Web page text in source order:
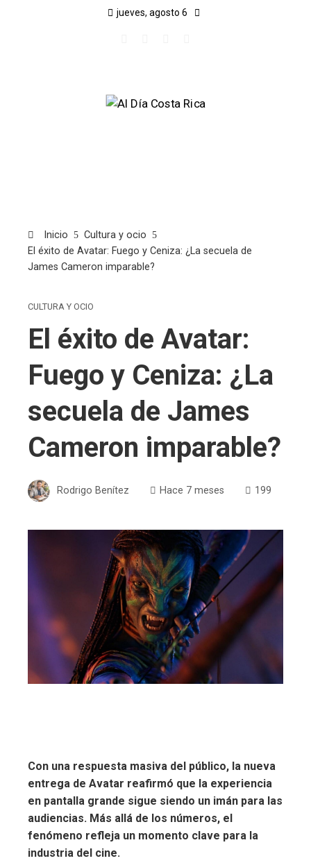
jueves, agosto 6
Inicio
Cultura y ocio
El éxito de Avatar: Fuego y Ceniza: ¿La secuela de
James Cameron imparable?
CULTURA Y OCIO
El éxito de Avatar:
Fuego y Ceniza: ¿La
secuela de James
Cameron imparable?
Rodrigo Benítez Hace 7 meses 199
Con una respuesta masiva del público, la nueva
entrega de Avatar reafirmó que la experiencia
en pantalla grande sigue siendo un imán para las
audiencias. Más allá de los números, el
fenómeno refleja un momento clave para la
industria del cine.